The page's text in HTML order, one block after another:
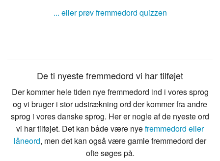
... eller prøv fremmedord quizzen
De ti nyeste fremmedord vi har tilføjet
Der kommer hele tiden nye fremmedord ind i vores sprog
og vi bruger i stor udstrækning ord der kommer fra andre
sprog i vores danske sprog. Her er nogle af de nyeste ord
vi har tilføjet. Det kan både være nyefremmedord eller
låneord, men det kan også være gamle fremmedord der
ofte søges på.